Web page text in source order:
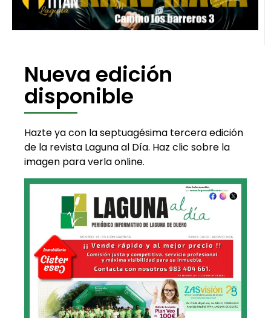
Nueva edición
disponible
Hazte ya con la septuagésima tercera edición
de la revista Laguna al Día. Haz clic sobre la
imagen para verla online.